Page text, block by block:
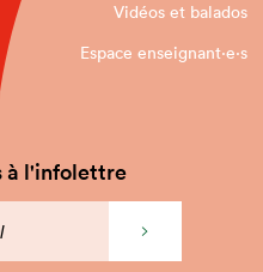
Vidéos et balados
Espace enseignant·e⋅s
à l'infolettre